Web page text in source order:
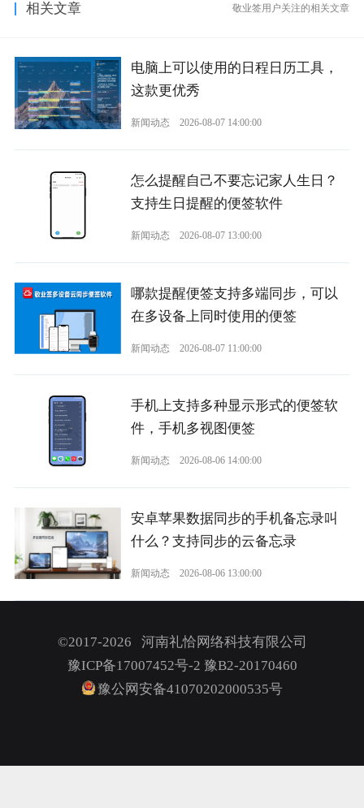
相关文章 敬业签用户关注的相关文章
电脑上可以使用的日程日历工具，
这款更优秀
新闻动态 2026-08-07 14:00:00
怎么提醒自己不要忘记家人生日？
支持生日提醒的便签软件
新闻动态 2026-08-07 13:00:00
哪款提醒便签支持多端同步，可以
在多设备上同时使用的便签
新闻动态 2026-08-07 11:00:00
手机上支持多种显示形式的便签软
件，手机多视图便签
新闻动态 2026-08-06 14:00:00
安卓苹果数据同步的手机备忘录叫
什么？支持同步的云备忘录
新闻动态 2026-08-06 13:00:00
©2017-2026 河南礼恰网络科技有限公司
豫ICP备17007452号-2 豫B2-20170460
豫公网安备41070202000535号